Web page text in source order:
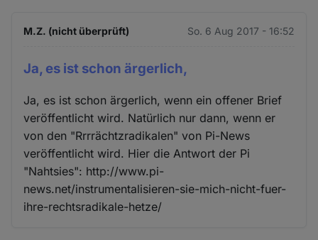
M.Z. (nicht überprüft) So. 6 Aug 2017 - 16:52
Ja, es ist schon ärgerlich,
Ja, es ist schon ärgerlich, wenn ein offener Brief
veröffentlicht wird. Natürlich nur dann, wenn er
von den "Rrrrächtzradikalen" von Pi-News
veröffentlicht wird. Hier die Antwort der Pi
"Nahtsies": http://www.pi-
news.net/instrumentalisieren-sie-mich-nicht-fuer-
ihre-rechtsradikale-hetze/